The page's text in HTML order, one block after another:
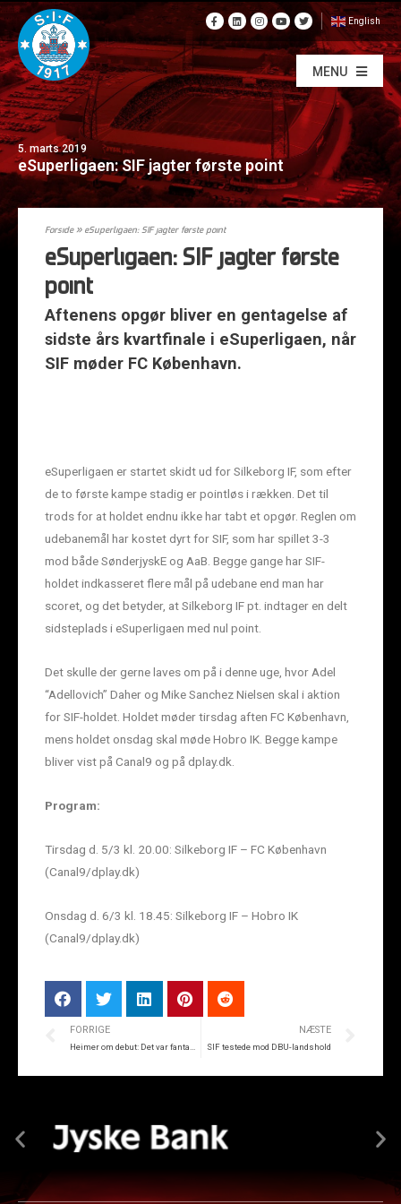
English
MENU
5. marts 2019
eSuperligaen: SIF jagter første point
Forside» eSuperligaen: SIF jagter første point
eSuperligaen: SIF jagter første
point
Aftenens opgør bliver en gentagelse af
sidste års kvartfinale i eSuperligaen, når
SIF møder FC København.
eSuperligaen er startet skidt ud for Silkeborg IF, som efter
de to første kampe stadig er pointløs i rækken. Det til
trods for at holdet endnu ikke har tabt et opgør. Reglen om
udebanemål har kostet dyrt for SIF, som har spillet 3-3
mod både SønderjyskE og AaB. Begge gange har SIF-
holdet indkasseret flere mål på udebane end man har
scoret, og det betyder, at Silkeborg IF pt. indtager en delt
sidsteplads i eSuperligaen med nul point.
Det skulle der gerne laves om på i denne uge, hvor Adel
“Adellovich” Daher og Mike Sanchez Nielsen skal i aktion
for SIF-holdet. Holdet møder tirsdag aften FC København,
mens holdet onsdag skal møde Hobro IK. Begge kampe
bliver vist på Canal9 og på dplay.dk.
Program:
Tirsdag d. 5/3 kl. 20.00: Silkeborg IF – FC København
(Canal9/dplay.dk)
Onsdag d. 6/3 kl. 18.45: Silkeborg IF – Hobro IK
(Canal9/dplay.dk)
FORRIGE NÆSTE
SIF testede mod DBU-landshold